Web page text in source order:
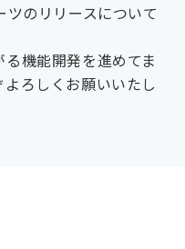
のリリースについて
機能開発を進めてま
ろしくお願いいたし